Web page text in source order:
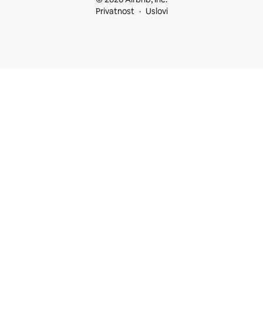
Privatnost
Uslovi